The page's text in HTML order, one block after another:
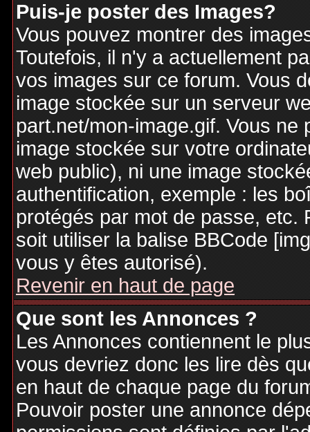
Puis-je poster des Images?
Vous pouvez montrer des
Toutefois, il n'y a actuellement
vos images sur ce forum. Vous
image stockée sur un serveur
part.net/mon-image.gif. Vous
image stockée sur votre
web public), ni une image
authentification, exemple : les
protégés par mot de passe, etc.
soit utiliser la balise BBCode
vous y êtes autorisé).
Revenir en haut de page
Que sont les Annonces ?
Les Annonces contiennent le
vous devriez donc les lire dès
en haut de chaque page du
Pouvoir poster une annonce